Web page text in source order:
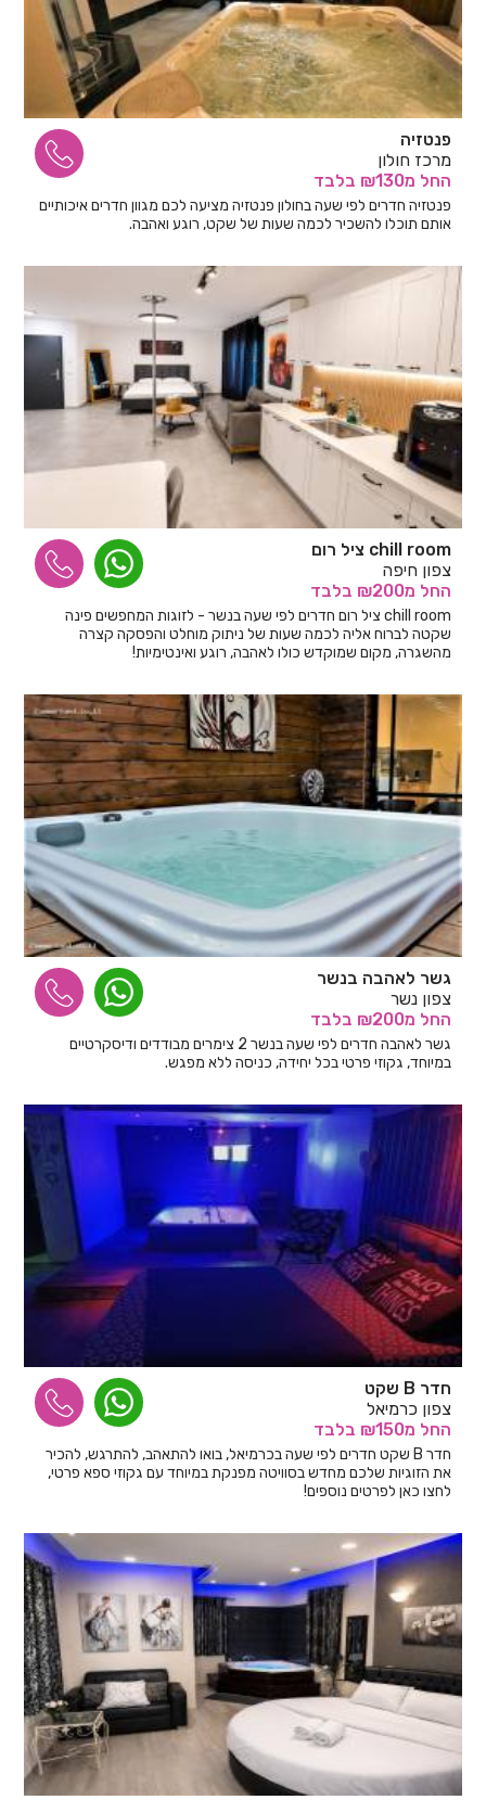
פנטזיה
מרכז חולון
החל מ₪130 בלבד
פנטזיה חדרים לפי שעה בחולון פנטזיה מציעה לכם מגוון חדרים איכותיים
אותם תוכלו להשכיר לכמה שעות של שקט, רוגע ואהבה.
chill room ציל רום
צפון חיפה
החל מ₪200 בלבד
chill room ציל רום חדרים לפי שעה בנשר - לזוגות המחפשים פינה
שקטה לברוח אליה לכמה שעות של ניתוק מוחלט והפסקה קצרה
מהשגרה, מקום שמוקדש כולו לאהבה, רוגע ואינטימיות!
גשר לאהבה בנשר
צפון נשר
החל מ₪200 בלבד
גשר לאהבה חדרים לפי שעה בנשר 2 צימרים מבודדים ודיסקרטיים
במיוחד, גקוזי פרטי בכל יחידה, כניסה ללא מפגש.
חדר B שקט
צפון כרמיאל
החל מ₪150 בלבד
חדר B שקט חדרים לפי שעה בכרמיאל, בואו להתאהב, להתרגש, להכיר
את הזוגיות שלכם מחדש בסוויטה מפנקת במיוחד עם גקוזי ספא פרטי,
לחצו כאן לפרטים נוספים!